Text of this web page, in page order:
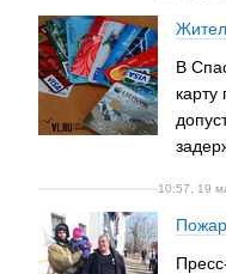
В
10:57, 19